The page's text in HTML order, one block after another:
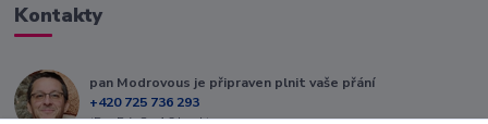
Kontakty
pan Modrovous je připraven plnit vaše přání
+420 725 736 293